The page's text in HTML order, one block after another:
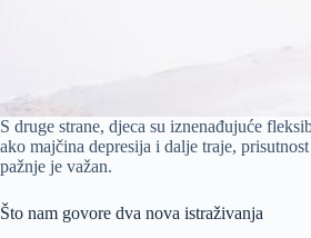
S druge strane, djeca su iznenađujuće
ako majčina depresija i dalje traje,
pažnje je važan.
Što nam govore dva nova istraživanja